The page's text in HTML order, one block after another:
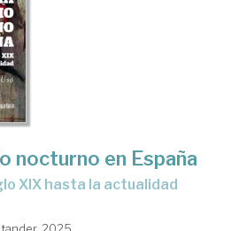
nocturno en España
XIX hasta la actualidad